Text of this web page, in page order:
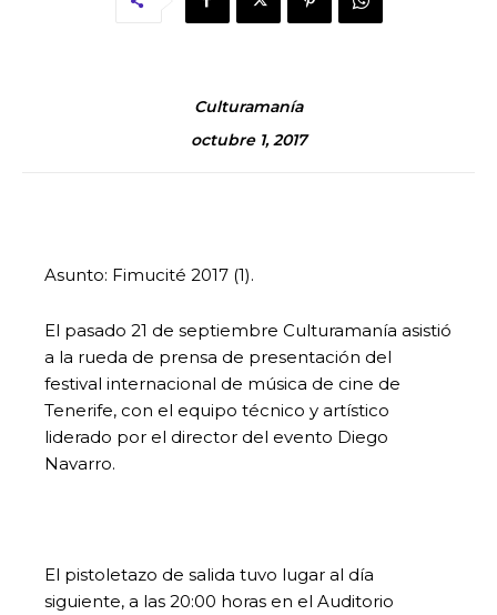
Culturamanía
octubre 1, 2017
Asunto: Fimucité 2017 (1).
El pasado 21 de septiembre Culturamanía asistió
a la rueda de prensa de presentación del
festival internacional de música de cine de
Tenerife, con el equipo técnico y artístico
liderado por el director del evento Diego
Navarro.
El pistoletazo de salida tuvo lugar al día
siguiente, a las 20:00 horas en el Auditorio